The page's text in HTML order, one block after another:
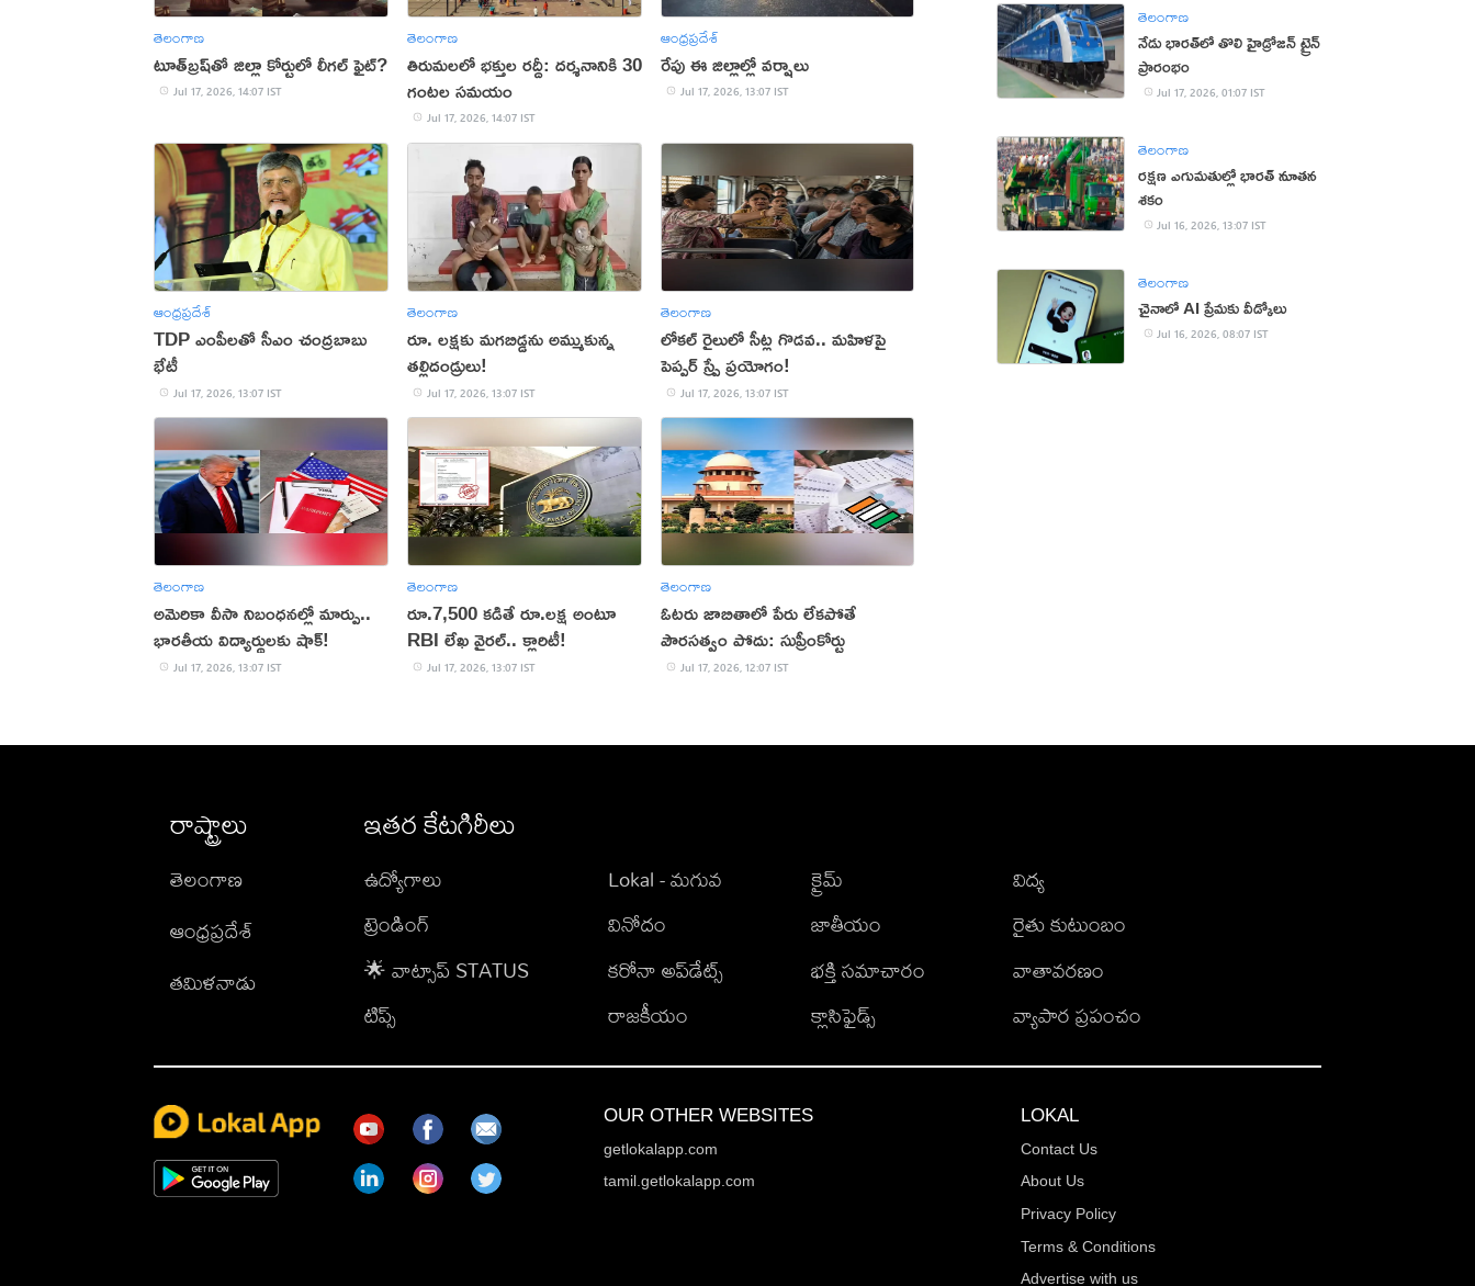
తెలంగాణ
టూత్‌బ్రష్‌తో జిల్లా కోర్టులో లీగల్ ఫైట్?
Jul 17, 2026, 14:07 IST
తెలంగాణ
తిరుమలలో భక్తుల రద్దీ: దర్శనానికి 30
గంటల సమయం
Jul 17, 2026, 14:07 IST
ఆంధ్రప్రదేశ్
రేపు ఈ జిల్లాల్లో వర్షాలు
Jul 17, 2026, 13:07 IST
ఆంధ్రప్రదేశ్
TDP ఎంపీలతో సీఎం చంద్రబాబు
భేటీ
Jul 17, 2026, 13:07 IST
తెలంగాణ
రూ. లక్షకు మగబిడ్డను అమ్ముకున్న
తల్లిదండ్రులు!
Jul 17, 2026, 13:07 IST
తెలంగాణ
లోకల్ రైలులో సీట్ల గొడవ.. మహిళపై
పెప్పర్ స్ప్రే ప్రయోగం!
Jul 17, 2026, 13:07 IST
తెలంగాణ
అమెరికా వీసా నిబంధనల్లో మార్పు..
భారతీయ విద్యార్థులకు షాక్!
Jul 17, 2026, 13:07 IST
తెలంగాణ
రూ.7,500 కడితే రూ.లక్ష అంటూ
RBI లేఖ వైరల్‌.. క్లారిటీ!
Jul 17, 2026, 13:07 IST
తెలంగాణ
ఓటరు జాబితాలో పేరు లేకపోతే
పౌరసత్వం పోదు: సుప్రీంకోర్టు
Jul 17, 2026, 12:07 IST
తెలంగాణ
నేడు భారత్‌లో తొలి హైడ్రోజన్ ట్రైన్‌
ప్రారంభం
Jul 17, 2026, 01:07 IST
తెలంగాణ
రక్షణ ఎగుమతుల్లో భారత్ నూతన
శకం
Jul 16, 2026, 13:07 IST
తెలంగాణ
చైనాలో AI ప్రేమకు వీడ్కోలు
Jul 16, 2026, 08:07 IST
రాష్ట్రాలు
తెలంగాణ
ఆంధ్రప్రదేశ్
తమిళనాడు
ఇతర కేటగిరీలు
ఉద్యోగాలు
ట్రెండింగ్
🌟 వాట్సాప్ STATUS
టిప్స్
Lokal - మగువ
వినోదం
కరోనా అప్‌డేట్స్
రాజకీయం
క్రైమ్
జాతీయం
భక్తి సమాచారం
క్లాసిఫైడ్స్
విద్య
రైతు కుటుంబం
వాతావరణం
వ్యాపార ప్రపంచం
OUR OTHER WEBSITES
getlokalapp.com
tamil.getlokalapp.com
LOKAL
Contact Us
About Us
Privacy Policy
Terms & Conditions
Advertise with us